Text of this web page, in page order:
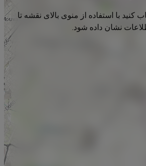
کنید با استفاده از منوی بالای نقشه تا
نشان داده شود.